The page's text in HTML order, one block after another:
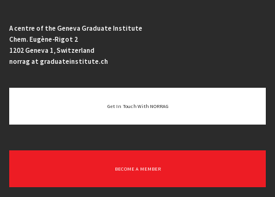
A centre of the Geneva Graduate Institute
Chem. Eugène-Rigot 2
1202 Geneva 1, Switzerland
norrag at graduateinstitute.ch
Get In Touch With NORRAG
BECOME A MEMBER